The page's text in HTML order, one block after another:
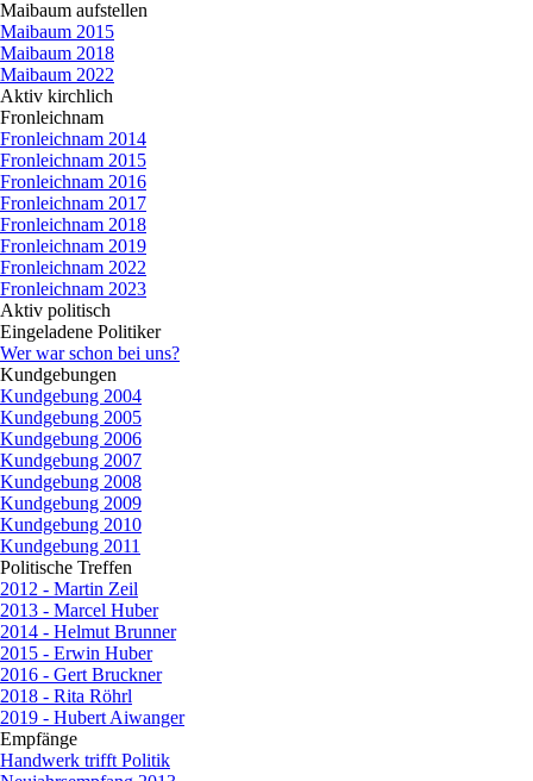
Maibaum aufstellen
Maibaum 2015
Maibaum 2018
Maibaum 2022
Aktiv kirchlich
Fronleichnam
Fronleichnam 2014
Fronleichnam 2015
Fronleichnam 2016
Fronleichnam 2017
Fronleichnam 2018
Fronleichnam 2019
Fronleichnam 2022
Fronleichnam 2023
Aktiv politisch
Eingeladene Politiker▼
Wer war schon bei uns?
Kundgebungen
Kundgebung 2004
Kundgebung 2005
Kundgebung 2006
Kundgebung 2007
Kundgebung 2008
Kundgebung 2009
Kundgebung 2010
Kundgebung 2011
Politische Treffen
2012 - Martin Zeil
2013 - Marcel Huber
2014 - Helmut Brunner
2015 - Erwin Huber
2016 - Gert Bruckner
2018 - Rita Röhrl
2019 - Hubert Aiwanger
Empfänge
Handwerk trifft Politik